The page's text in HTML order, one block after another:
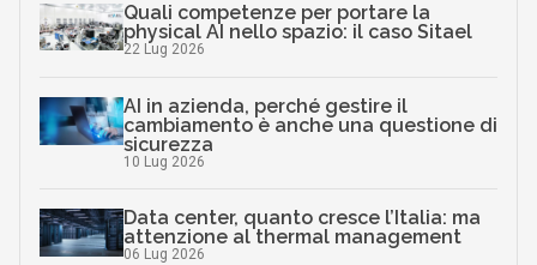
Quali competenze per portare la
physical AI nello spazio: il caso Sitael
22 Lug 2026
AI in azienda, perché gestire il
cambiamento è anche una questione di
sicurezza
10 Lug 2026
Data center, quanto cresce l’Italia: ma
attenzione al thermal management
06 Lug 2026